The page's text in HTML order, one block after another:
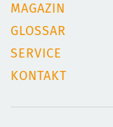
MAGAZIN
GLOSSAR
SERVICE
KONTAKT